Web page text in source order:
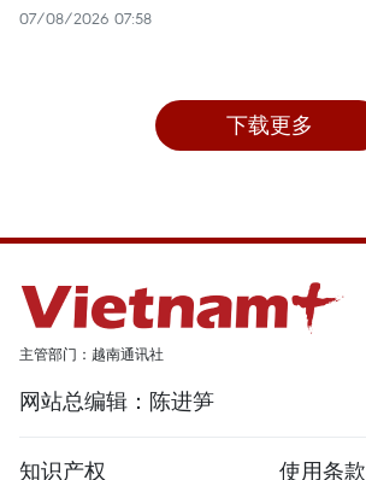
07/08/2026 07:58
下载更多
主管部门：越南通讯社
网站总编辑：陈进笋
知识产权 使用条款